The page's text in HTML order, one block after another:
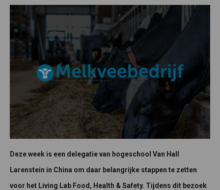
Deze week is een delegatie van hogeschool Van Hall
Larenstein in China om daar belangrijke stappen te zetten
voor het Living Lab Food, Health & Safety. Tijdens dit bezoek